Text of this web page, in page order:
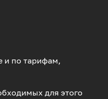
и по тарифам,
для этого